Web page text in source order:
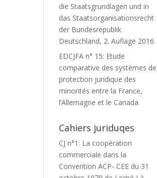
die Staatsgrundlagen und in
das Staatsorganisationsrecht
der Bundesrepublik
Deutschland, 2. Auflage 2016
EDCJFA n° 15: Etude
comparative des systèmes de
protection juridique des
minorités entre la France,
l’Allemagne et le Canada
Cahiers juriduqes
CJ n°1: La coopération
commerciale dans la
Convention ACP- CEE du 31